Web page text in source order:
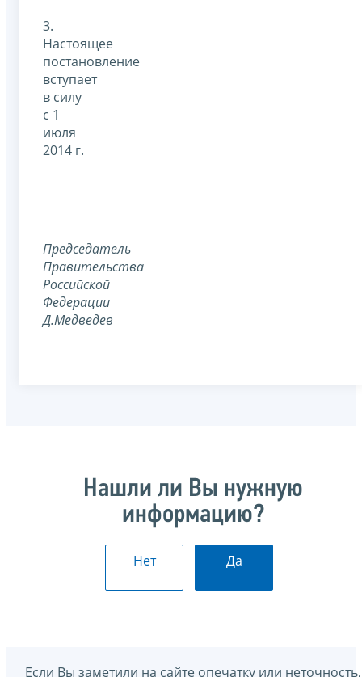
3.
Настоящее
постановление
вступает
в силу
с 1
июля
2014 г.
Председатель
Правительства
Российской
Федерации
Д.Медведев
Нашли ли Вы нужную
информацию?
Нет Да
Если Вы заметили на сайте опечатку или неточность,